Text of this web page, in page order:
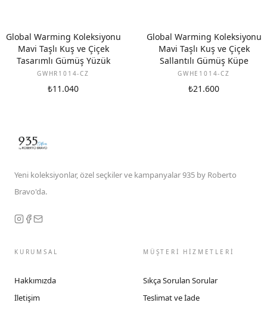
Global Warming Koleksiyonu
Mavi Taşlı Kuş ve Çiçek
Tasarımlı Gümüş Yüzük
GWHR1014-CZ
₺11.040
Global Warming Koleksiyonu
Mavi Taşlı Kuş ve Çiçek
Sallantılı Gümüş Küpe
GWHE1014-CZ
₺21.600
Yeni koleksiyonlar, özel seçkiler ve kampanyalar 935 by Roberto
Bravo'da.
KURUMSAL
Hakkımızda
İletişim
MÜŞTERİ HİZMETLERİ
Sıkça Sorulan Sorular
Teslimat ve İade